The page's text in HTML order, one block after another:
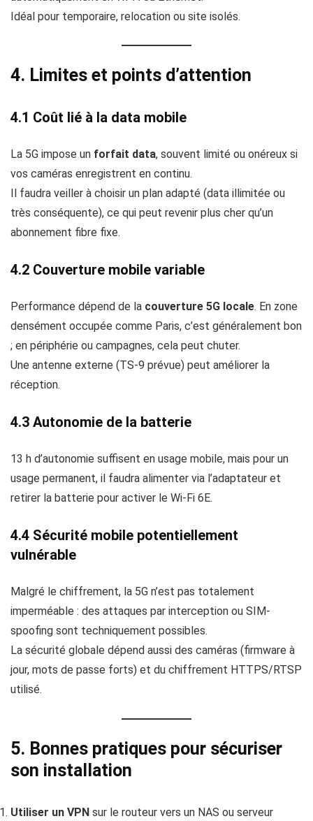
Idéal pour temporaire, relocation ou site isolés.
4. Limites et points d’attention
4.1 Coût lié à la data mobile
La 5G impose un forfait data, souvent limité ou onéreux si
vos caméras enregistrent en continu.
Il faudra veiller à choisir un plan adapté (data illimitée ou
très conséquente), ce qui peut revenir plus cher qu’un
abonnement fibre fixe.
4.2 Couverture mobile variable
Performance dépend de la couverture 5G locale. En zone
densément occupée comme Paris, c’est généralement bon
; en périphérie ou campagnes, cela peut chuter.
Une antenne externe (TS‑9 prévue) peut améliorer la
réception.
4.3 Autonomie de la batterie
13 h d’autonomie suffisent en usage mobile, mais pour un
usage permanent, il faudra alimenter via l’adaptateur et
retirer la batterie pour activer le Wi‑Fi 6E.
4.4 Sécurité mobile potentiellement
vulnérable
Malgré le chiffrement, la 5G n’est pas totalement
imperméable : des attaques par interception ou SIM-
spoofing sont techniquement possibles.
La sécurité globale dépend aussi des caméras (firmware à
jour, mots de passe forts) et du chiffrement HTTPS/RTSP
utilisé.
5. Bonnes pratiques pour sécuriser
son installation
Utiliser un VPN sur le routeur vers un NAS ou serveur